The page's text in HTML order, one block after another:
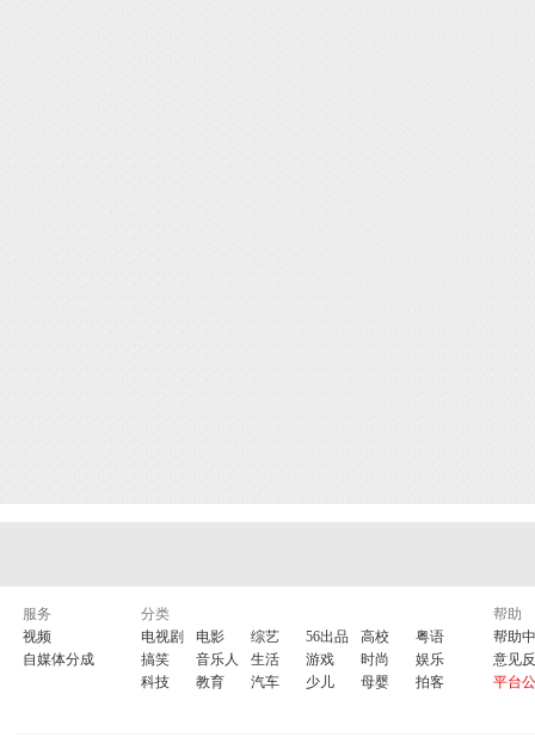
服务
视频
自媒体分成
分类
电视剧
电影 综艺 56出品 高校
粤语
搞笑
音乐人 生活 游戏 时尚
娱乐
科技
教育 汽车 少儿 母婴 拍客
帮助
帮助
意见
平台